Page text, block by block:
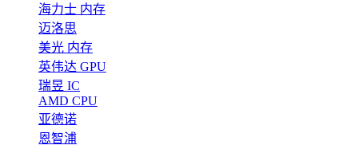
海力士 内存
迈洛思
美光 内存
英伟达 GPU
瑞昱 IC
AMD CPU
亚德诺
恩智浦